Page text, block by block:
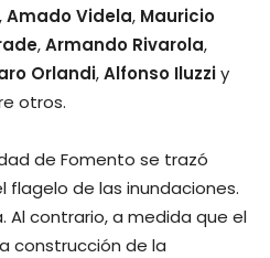
,Amado Videla, Mauricio
,Armando Rivarola,
Orlandi,Alfonso Iluzziy
otros.
de Fomento se trazó
flagelo de las inundaciones.
Al contrario, a medida que el
construcción de la